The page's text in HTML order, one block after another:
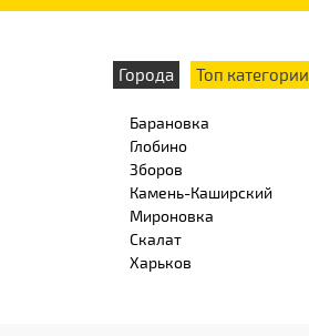
Города Топ категории
Барановка
Глобино
Зборов
Камень-Каширский
Мироновка
Скалат
Харьков